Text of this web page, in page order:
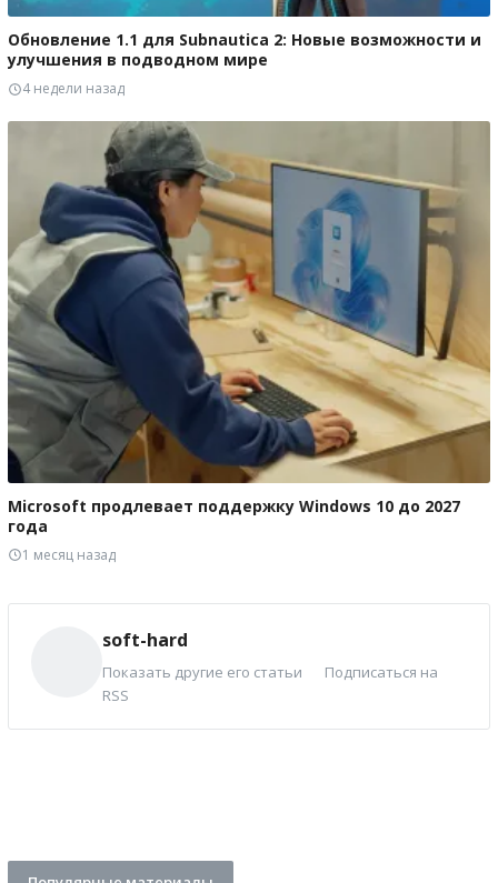
Обновление 1.1 для Subnautica 2: Новые возможности и
улучшения в подводном мире
4 недели назад
Microsoft продлевает поддержку Windows 10 до 2027
года
1 месяц назад
soft-hard
Показать другие его статьи
Подписаться на
RSS